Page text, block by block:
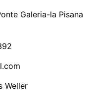
Galeria-la Pisana
Weller